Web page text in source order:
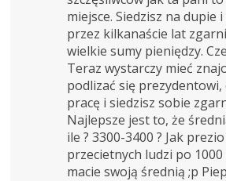
miejsce. Siedzisz na dupie
przez kilkanaście lat
wielkie sumy pieniędzy.
Teraz wystarczy mieć
podlizać się
pracę i siedzisz sobie
Najlepsze jest to, że
ile ? 3300-3400 ? Jak
przecietnych ludzi po
macie swoją średnią ;p